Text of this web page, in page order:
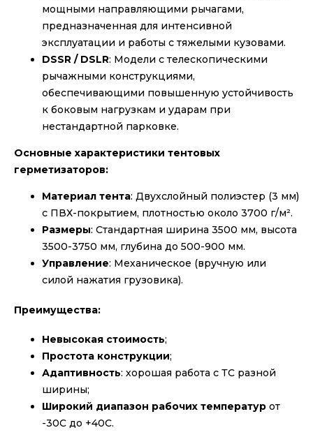
мощными направляющими рычагами,
предназначенная для интенсивной
эксплуатации и работы с тяжелыми кузовами.
DSSR / DSLR: Модели с телескопическими
рычажными конструкциями,
обеспечивающими повышенную устойчивость
к боковым нагрузкам и ударам при
нестандартной парковке.
Основные характеристики тентовых
герметизаторов:
Материал тента: Двухслойный полиэстер (3 мм)
с ПВХ-покрытием, плотностью около 3700 г/м².
Размеры: Стандартная ширина 3500 мм, высота
3500-3750 мм, глубина до 500-900 мм.
Управление: Механическое (вручную или
силой нажатия грузовика).
Преимущества:
Невысокая стоимость;
Простота конструкции;
Адаптивность: хорошая работа с ТС разной
ширины;
Широкий диапазон рабочих температур от
-30С до +40С.